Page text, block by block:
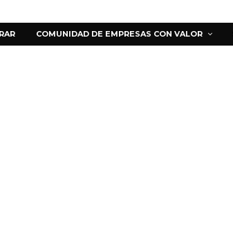
COMUNIDAD DE EMPRESAS CON VALOR